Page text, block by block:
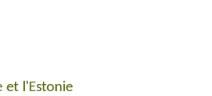
et l'Estonie